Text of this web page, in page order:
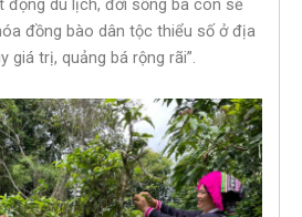
du lịch, đời sống bà con sẽ
đồng bào dân tộc thiểu số ở địa
giá trị, quảng bá rộng rãi”.